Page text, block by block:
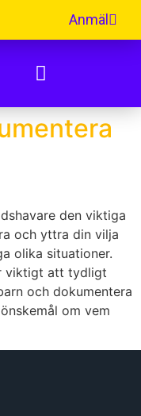
Anmäl
den viktiga
och yttra din vilja
olika situationer.
viktigt att tydligt
och dokumentera
om vem